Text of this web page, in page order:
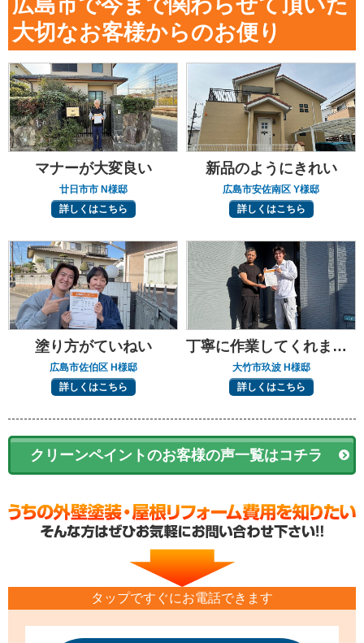
大切なお客様からのお便り
マナーが大変良い
廿日市市 N様邸
詳しくはこちら
新品のようにきれい
広島市安佐南区 Y様邸
詳しくはこちら
塗り方がていねい
広島市佐伯区 H様邸
詳しくはこちら
丁寧に作業してくれました
大竹市玖波 H様邸
詳しくはこちら
クリーンペイントのお客様の声一覧はコチラ
タップですぐにお電話できます